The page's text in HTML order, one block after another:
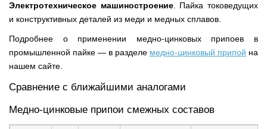
Электротехническое машиностроение. Пайка токоведущих
и конструктивных деталей из меди и медных сплавов.
Подробнее о применении медно-цинковых припоев в
промышленной пайке — в разделе медно-цинковый припой на
нашем сайте.
Сравнение с ближайшими аналогами
Медно-цинковые припои смежных составов